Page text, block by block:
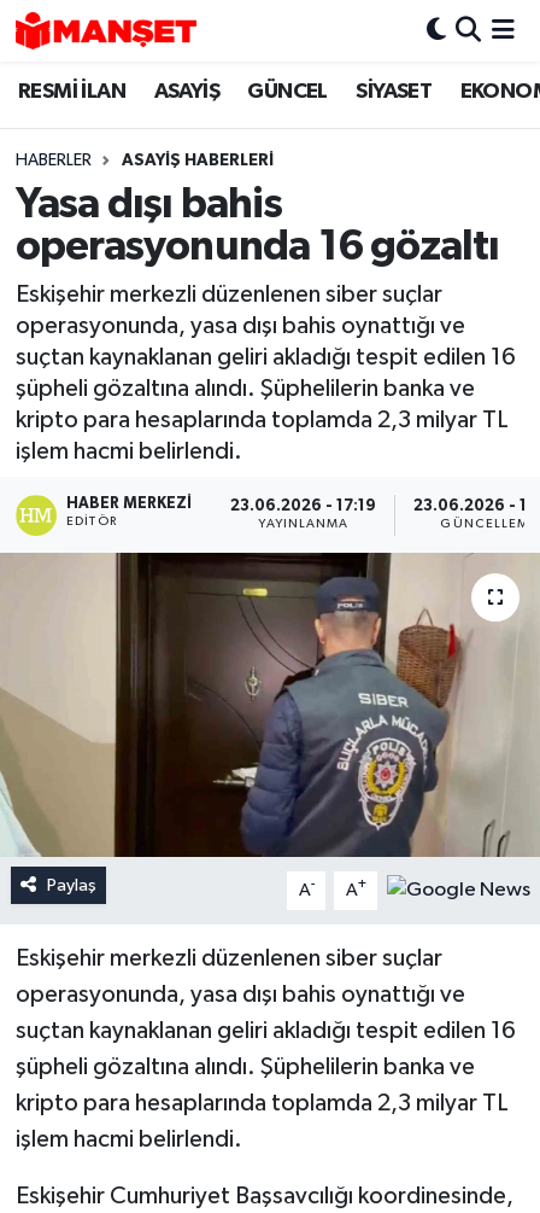
RESMİ İLAN ASAYİŞ GÜNCEL SİYASET
HABERLER ASAYİŞ HABERLERİ
Yasa dışı bahis
operasyonunda 16 gözaltı
Eskişehir merkezli düzenlenen siber suçlar
operasyonunda, yasa dışı bahis oynattığı ve
suçtan kaynaklanan geliri akladığı tespit edilen 16
şüpheli gözaltına alındı. Şüphelilerin banka ve
kripto para hesaplarında toplamda 2,3 milyar TL
işlem hacmi belirlendi.
HABER MERKEZI
EDITÖR
23.06.2026 - 17:19
YAYINLANMA
23.06.2026 -
GÜNCELLEME
Paylaş A- A+
Eskişehir merkezli düzenlenen siber suçlar
operasyonunda, yasa dışı bahis oynattığı ve
suçtan kaynaklanan geliri akladığı tespit edilen 16
şüpheli gözaltına alındı. Şüphelilerin banka ve
kripto para hesaplarında toplamda 2,3 milyar TL
işlem hacmi belirlendi.
Eskişehir Cumhuriyet Başsavcılığı koordinesinde,
Hava Durumu
Trafik Durumu
Süper Lig Puan Durumu ve Fikstür
Son Dakika Haberleri
Haber Arşivi